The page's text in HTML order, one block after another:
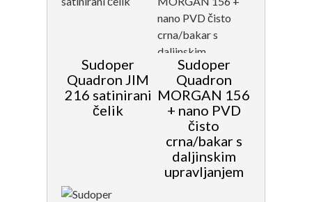
Sudoper
Quadron JIM
216 satinirani
čelik
Sudoper
Quadron
MORGAN 156
+ nano PVD
čisto
crna/bakar s
daljinskim
upravljanjem